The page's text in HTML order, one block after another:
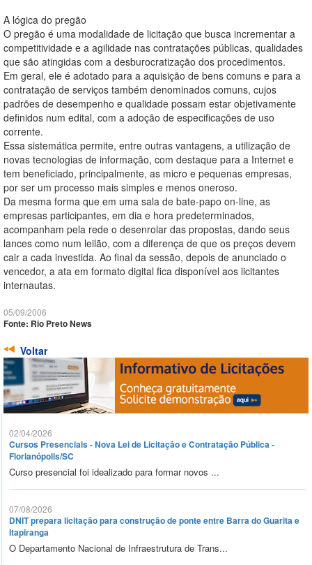
A lógica do pregão
O pregão é uma modalidade de licitação que busca incrementar a
competitividade e a agilidade nas contratações públicas, qualidades
que são atingidas com a desburocratização dos procedimentos.
Em geral, ele é adotado para a aquisição de bens comuns e para a
contratação de serviços também denominados comuns, cujos
padrões de desempenho e qualidade possam estar objetivamente
definidos num edital, com a adoção de especificações de uso
corrente.
Essa sistemática permite, entre outras vantagens, a utilização de
novas tecnologias de informação, com destaque para a Internet e
tem beneficiado, principalmente, as micro e pequenas empresas,
por ser um processo mais simples e menos oneroso.
Da mesma forma que em uma sala de bate-papo on-line, as
empresas participantes, em dia e hora predeterminados,
acompanham pela rede o desenrolar das propostas, dando seus
lances como num leilão, com a diferença de que os preços devem
cair a cada investida. Ao final da sessão, depois de anunciado o
vencedor, a ata em formato digital fica disponível aos licitantes
internautas.
05/09/2006
Fonte: Rio Preto News
Voltar
02/04/2026
Cursos Presenciais - Nova Lei de Licitação e Contratação Pública -
Florianópolis/SC
Curso presencial foi idealizado para formar novos ...
07/08/2026
DNIT prepara licitação para construção de ponte entre Barra do Guarita e
Itapiranga
O Departamento Nacional de Infraestrutura de Trans...